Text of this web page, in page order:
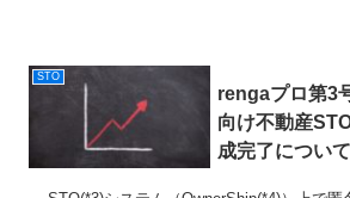
STO
rengaプロ第3
向け不動産
成完了につい